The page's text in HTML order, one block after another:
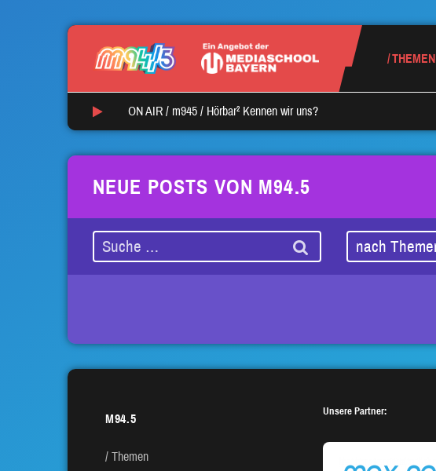
THEMEN
ON AIR / m945 / Hörbar² Kennen wir uns?
NEUE POSTS VON M94.5
M94.5
Themen
Unsere Partner: